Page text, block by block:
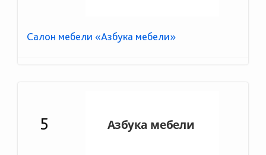
Салон мебели «Азбука мебели»
5